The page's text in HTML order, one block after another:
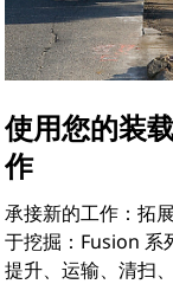
使用您的装
作
承接新的工作：拓
于挖掘：Fusion 系
提升、运输、清扫